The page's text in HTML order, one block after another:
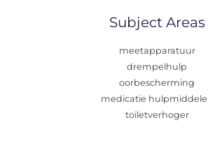
Subject Areas
meetapparatuur
drempelhulp
oorbescherming
medicatie
toiletverhoger